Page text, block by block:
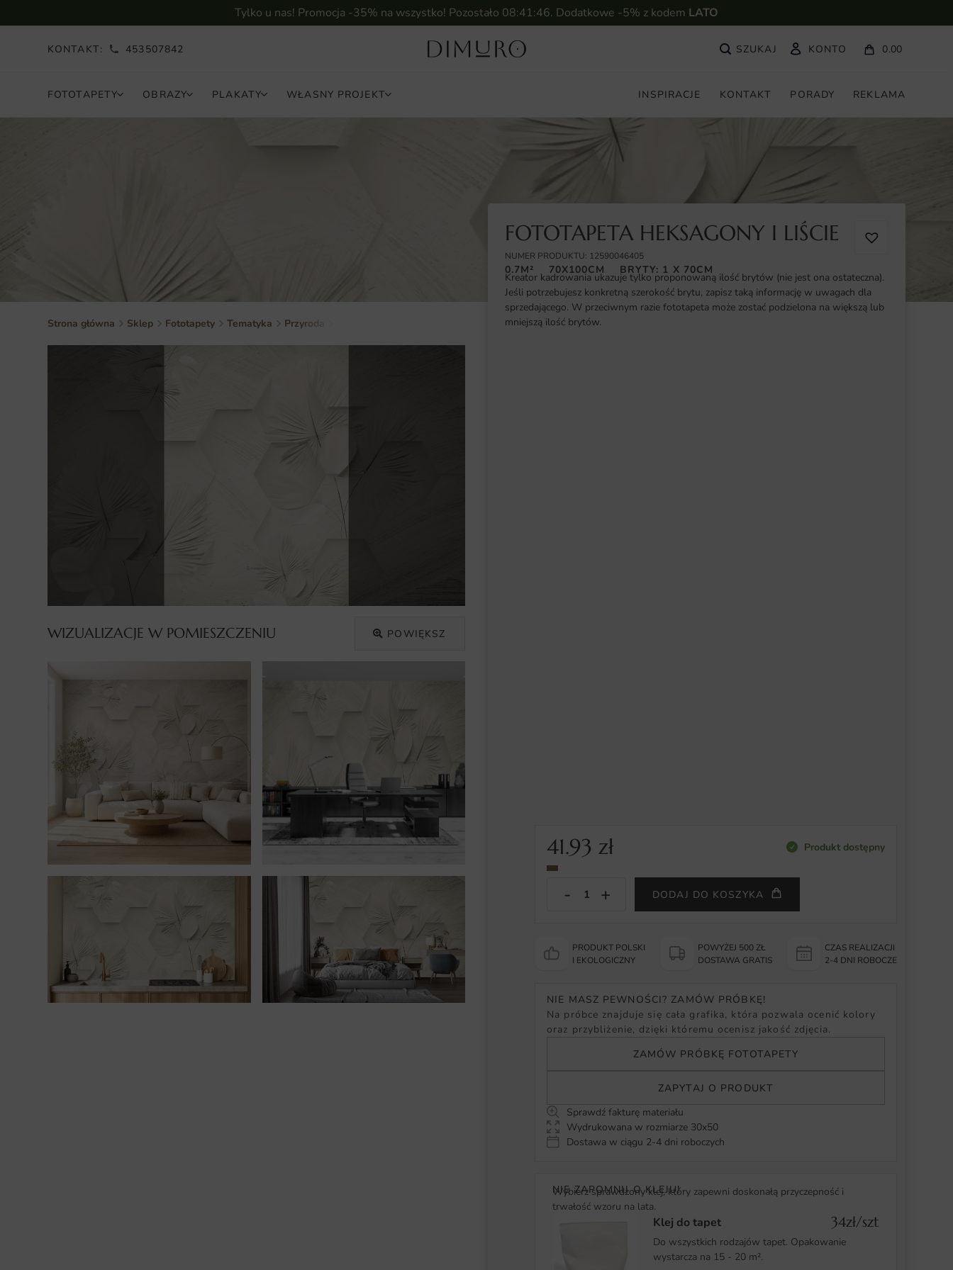
Tylko u nas! Promocja -35% na wszystko! Pozostało 08:41:44. Dodatkowe -5% z kodem LATO
KONTAKT: 453507842 KONTO 0.00
FOTOTAPETY OBRAZY PLAKATY WŁASNY PROJEKT INSPIRACJE KONTAKT PORADY REKLAMA
Strona główna Sklep Fototapety Tematyka Przyroda Fototapeta Heksagony i Liście
WIZUALIZACJE W POMIESZCZENIU POWIĘKSZ
FOTOTAPETA HEKSAGONY I LIŚCIE
NUMER PRODUKTU: 12590046405
0.7M² 70X100CM BRYTY: 1 X 70CM
Kreator kadrowania ukazuje tylko proponowaną ilość brytów (nie jest ona ostateczna).
Jeśli potrzebujesz konkretną szerokość brytu, zapisz taką informację w uwagach dla
sprzedającego. W przeciwnym razie fototapeta może zostać podzielona na większą lub
mniejszą ilość brytów.
41.93zł Produkt dostępny
DODAJ DO KOSZYKA
PRODUKT POLSKI
I EKOLOGICZNY
POWYŻEJ 500 ZŁ
DOSTAWA GRATIS
CZAS REALIZACJI
2-4 DNI ROBOCZE
NIE MASZ PEWNOŚCI? ZAMÓW PRÓBKĘ!
Na próbce znajduje się cała grafika, która pozwala ocenić kolory
oraz przybliżenie, dzięki któremu ocenisz jakość zdjęcia.
ZAMÓW PRÓBKĘ FOTOTAPETY
ZAPYTAJ O PRODUKT
Sprawdź fakturę materiału
Wydrukowana w rozmiarze 30x50
Dostawa w ciągu 2-4 dni roboczych
NIE ZAPOMNIJ O KLEJU!
Wybierz sprawdzony klej, który zapewni doskonałą przyczepność i
trwałość wzoru na lata.
Klej do tapet 34zł/szt
Do wszystkich rodzajów tapet. Opakowanie
wystarcza na 15 - 20 m².